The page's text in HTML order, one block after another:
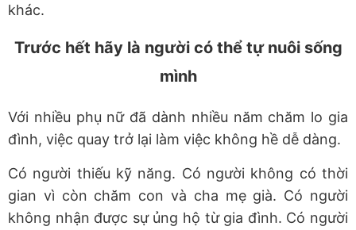
khác.
Trước hết hãy là người có thể tự nuôi sống
mình
Với nhiều phụ nữ đã dành nhiều năm chăm lo gia
đình, việc quay trở lại làm việc không hề dễ dàng.
Có người thiếu kỹ năng. Có người không có thời
gian vì còn chăm con và cha mẹ già. Có người
không nhận được sự ủng hộ từ gia đình. Có người